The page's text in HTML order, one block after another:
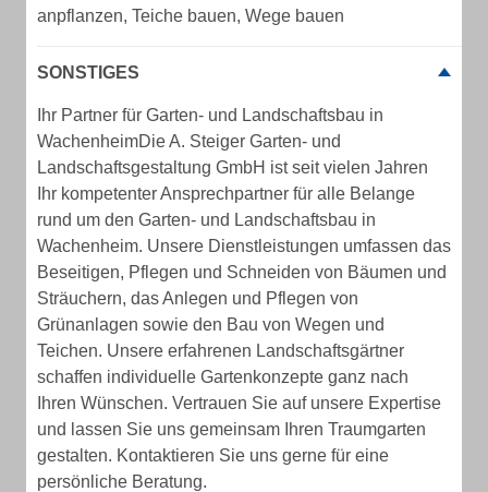
anpflanzen, Teiche bauen, Wege bauen
SONSTIGES
Ihr Partner für Garten- und Landschaftsbau in
WachenheimDie A. Steiger Garten- und
Landschaftsgestaltung GmbH ist seit vielen Jahren
Ihr kompetenter Ansprechpartner für alle Belange
rund um den Garten- und Landschaftsbau in
Wachenheim. Unsere Dienstleistungen umfassen das
Beseitigen, Pflegen und Schneiden von Bäumen und
Sträuchern, das Anlegen und Pflegen von
Grünanlagen sowie den Bau von Wegen und
Teichen. Unsere erfahrenen Landschaftsgärtner
schaffen individuelle Gartenkonzepte ganz nach
Ihren Wünschen. Vertrauen Sie auf unsere Expertise
und lassen Sie uns gemeinsam Ihren Traumgarten
gestalten. Kontaktieren Sie uns gerne für eine
persönliche Beratung.